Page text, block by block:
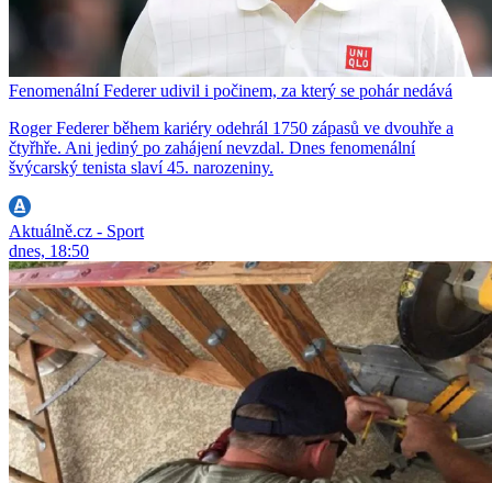
Fenomenální Federer udivil i počinem, za který se pohár nedává
Roger Federer během kariéry odehrál 1750 zápasů ve dvouhře a
čtyřhře. Ani jediný po zahájení nevzdal. Dnes fenomenální
švýcarský tenista slaví 45. narozeniny.
Aktuálně.cz - Sport
dnes, 18:50